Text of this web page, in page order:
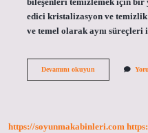
bileşenleri temizlemek için bir
edici kristalizasyon ve
ve temel olarak aynı süreçleri
Devamını okuyunKristalizasyon
https://soyunmakabinleri.com